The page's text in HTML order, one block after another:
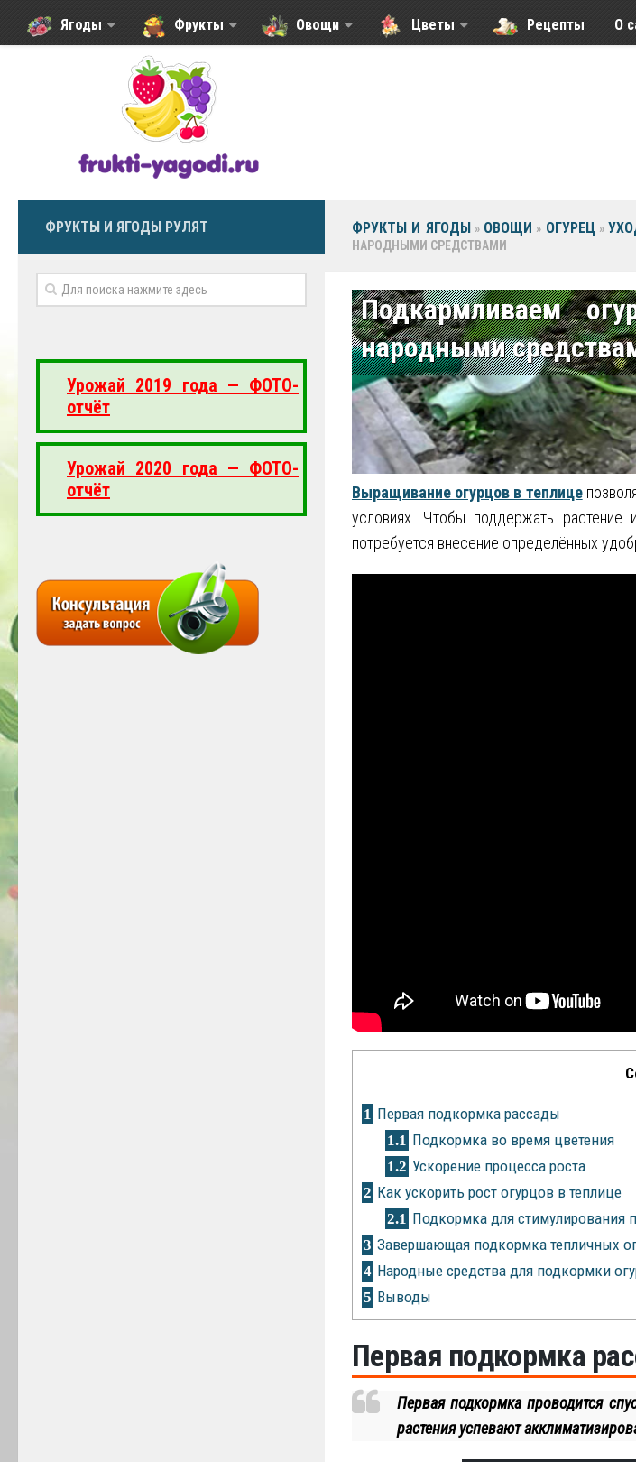
Ягоды Фрукты Овощи Цветы Рецепты О
ФРУКТЫ И ЯГОДЫ » ОВОЩИ » ОГУРЕЦ»
НАРОДНЫМИ СРЕДСТВАМИ
Подкармливаем
народными
Выращивание огурцов в теплице
условиях. Чтобы поддержать растение
потребуется внесение определённых
1 Первая подкормка рассады
1.1 Подкормка во время цветения
1.2 Ускорение процесса роста
2 Как ускорить рост огурцов в теплице
2.1 Подкормка для стимулирования
3 Завершающая подкормка тепличных
4 Народные средства для подкормки
5 Выводы
Первая подкормка
Первая подкормка проводится
растения успевают
ФРУКТЫ И ЯГОДЫ РУЛЯТ
Урожай 2019 года — ФОТО-
отчёт
Урожай 2020 года — ФОТО-
отчёт